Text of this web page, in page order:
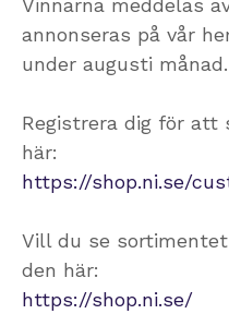
Vinnarna meddelas
annonseras på vår
under augusti månad.
Registrera dig för att
här:
https://shop.ni.se/
Vill du se
den här:
https://shop.ni.se/